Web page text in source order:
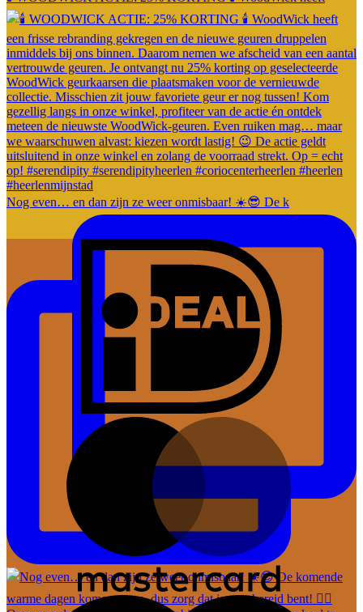
Nog even… en dan zijn ze weer onmisbaar! ☀️😎 De k